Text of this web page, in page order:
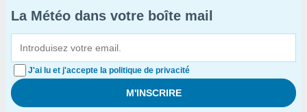
La Météo dans votre boîte mail
J'ai lu et j'accepte la politique de privacité